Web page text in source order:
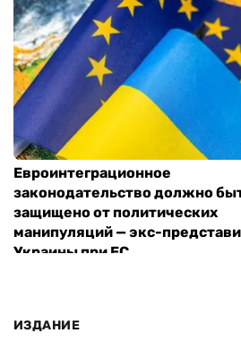
Евроинтеграционное
законодательство должно
защищено от политических
манипуляций — экс-
Украины при ЕС
ИЗДАНИЕ